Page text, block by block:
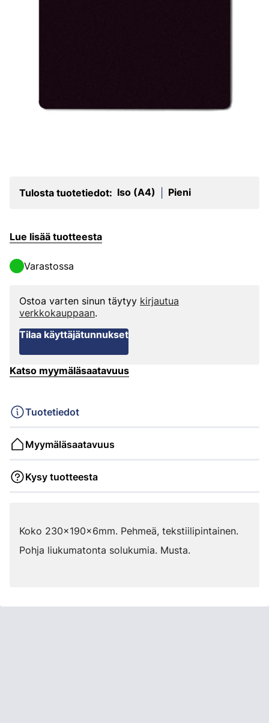
Tulosta tuotetiedot: Iso (A4) Pieni
Lue lisää tuotteesta
Varastossa
Ostoa varten sinun täytyy kirjautua
verkkokauppaan.
Tilaa käyttäjätunnukset
Katso myymäläsaatavuus
Tuotetiedot
Myymäläsaatavuus
Kysy tuotteesta
Koko 230x190x6mm. Pehmeä, tekstiilipintainen.
Pohja liukumatonta solukumia. Musta.